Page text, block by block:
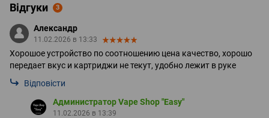
Відгуки 3
Александр
11.02.2026 в 13:33
Хорошое устройство по соотношению цена качество, хорошо
передает вкус и картриджи не текут, удобно лежит в руке
Відповісти
Администратор Vape Shop "Easy"
11.02.2026 в 13:39